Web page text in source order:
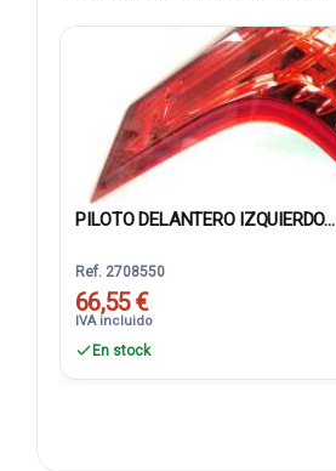
PILOTO DELANTERO IZQUIERDO...
Ref. 2708550
66,55 €
IVA incluido
En stock